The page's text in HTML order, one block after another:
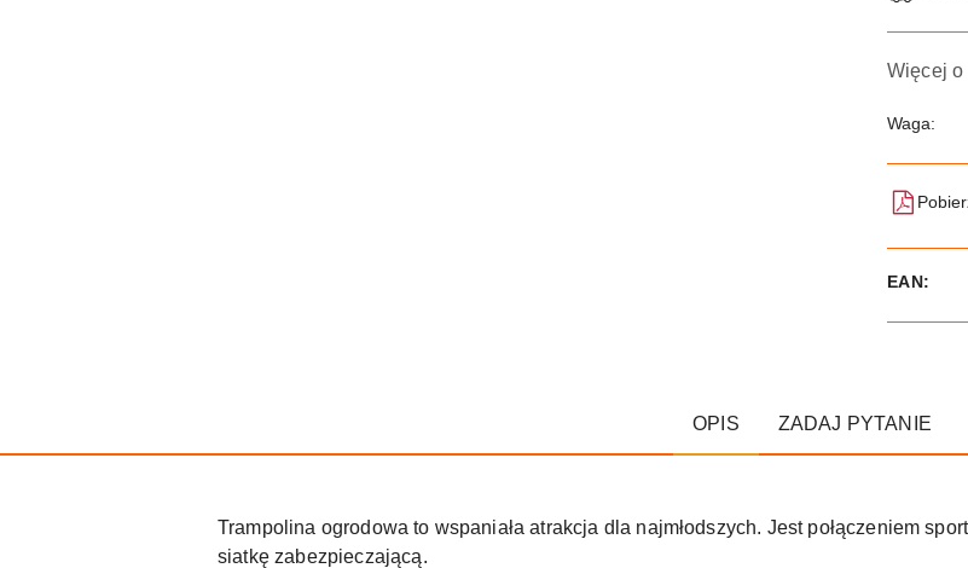
Więcej
Waga:
EAN:
OPIS ZADAJ PYTANIE
Trampolina ogrodowa to wspaniała atrakcja dla najmłodszych. Jest połączeniem
siatkę zabezpieczającą.